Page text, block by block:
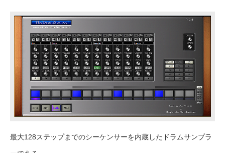
最大128ステップまでのシーケンサーを内蔵したドラムサンプラ